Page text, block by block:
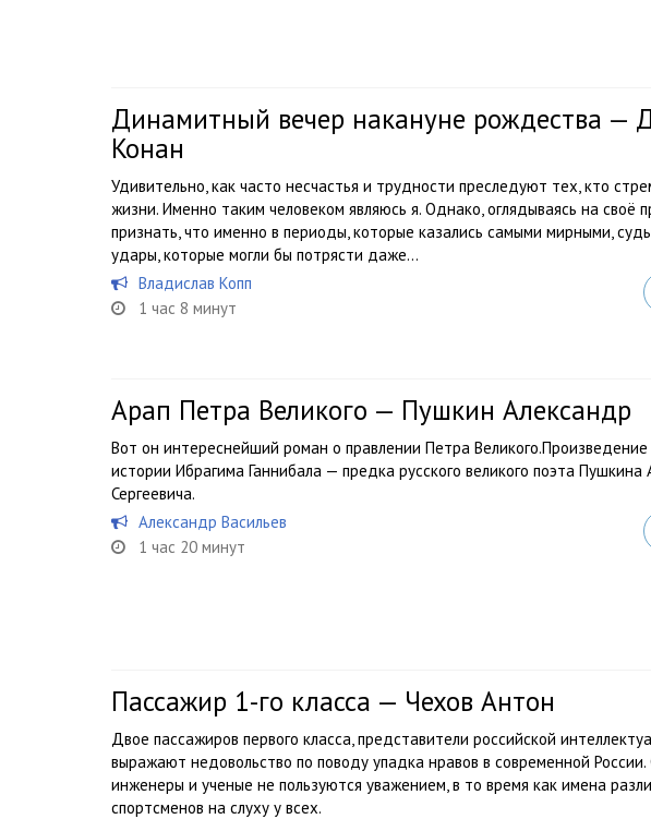
Динамитный вечер накануне рождества —
Конан
Удивительно, как часто несчастья и трудности преследуют тех, кто
жизни. Именно таким человеком являюсь я. Однако, оглядываясь на своё
признать, что именно в периоды, которые казались самыми мирными,
удары, которые могли бы потрясти даже...
Владислав Копп
1 час 8 минут
Арап Петра Великого — Пушкин Александр
Вот он интереснейший роман о правлении Петра
истории Ибрагима Ганнибала — предка русского великого поэта Пушкина
Сергеевича.
Александр Васильев
1 час 20 минут
Пассажир 1-го класса — Чехов Антон
Двое пассажиров первого класса, представители российской
выражают недовольство по поводу упадка нравов в современной
инженеры и ученые не пользуются уважением, в то время как имена
спортсменов на слуху у всех.